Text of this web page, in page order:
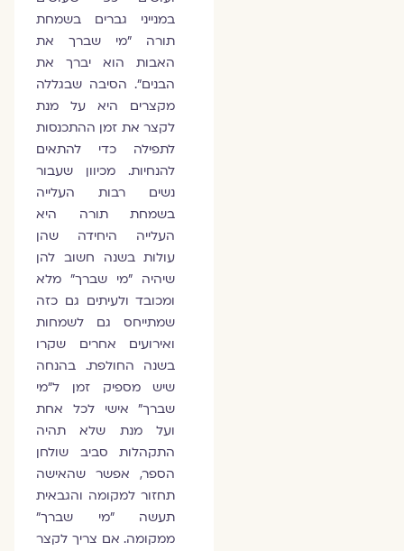
במנייני גברים בשמחת
תורה "מי שברך את
האבות הוא יברך את
הבנים". הסיבה שבגללה
מקצרים היא על מנת
לקצר את זמן ההתכנסות
לתפילה כדי להתאים
להנחיות. מכיוון שעבור
נשים רבות העלייה
בשמחת תורה היא
העלייה היחידה שהן
עולות בשנה חשוב להן
שיהיה "מי שברך" מלא
ומכובד ולעיתים גם כזה
שמתייחס גם לשמחות
ואירועים אחרים שקרו
בשנה החולפת. בהנחה
שיש מספיק זמן ל"מי
שברך" אישי לכל אחת
ועל מנת שלא תהיה
התקהלות סביב שולחן
הספר, אפשר שהאישה
תחזור למקומה והגבאית
תעשה "מי שברך"
ממקומה. אם צריך לקצר